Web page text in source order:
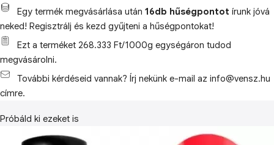
Egy termék megvásárlása után 16db hűségpontot írunk jóvá
neked! Regisztrálj és kezd gyűjteni a hűségpontokat!
Ezt a terméket 268.333 Ft/1000g egységáron tudod
megvásárolni.
További kérdéseid vannak? Írj nekünk e-mail az info@vensz.hu
címre.
Próbáld ki ezeket is